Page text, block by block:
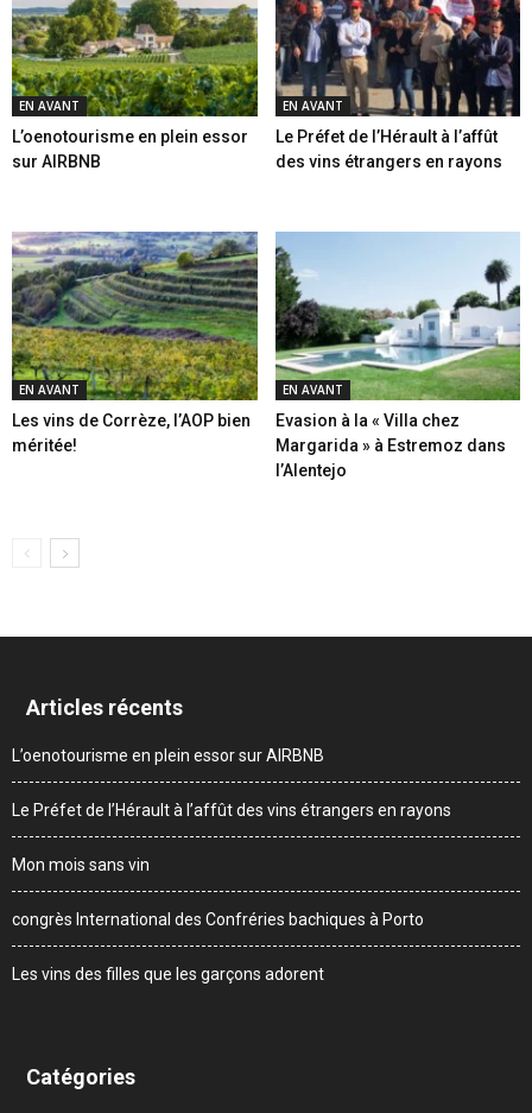
EN AVANT
L’oenotourisme en plein essor
sur AIRBNB
EN AVANT
Le Préfet de l’Hérault à l’affût
des vins étrangers en rayons
EN AVANT
Les vins de Corrèze, l’AOP bien
méritée!
EN AVANT
Evasion à la « Villa chez
Margarida » à Estremoz dans
l’Alentejo
Articles récents
L’oenotourisme en plein essor sur AIRBNB
Le Préfet de l’Hérault à l’affût des vins étrangers en rayons
Mon mois sans vin
congrès International des Confréries bachiques à Porto
Les vins des filles que les garçons adorent
Catégories